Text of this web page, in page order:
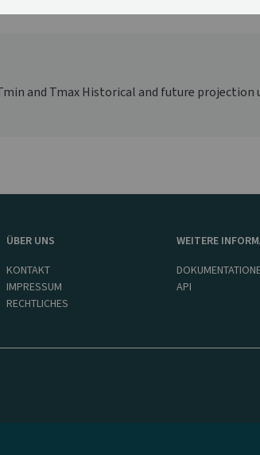
and Tmax Historical and future projection
ÜBER UNS
KONTAKT
IMPRESSUM
RECHTLICHES
WEITERE
API